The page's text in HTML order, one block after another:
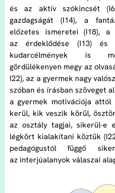
és az aktív szókincsét
gazdagságát (I14), a
előzetes ismeretei (I18),
az érdeklődése (I13)
kudarcélmények is
gördülékenyen megy az
I22), az a gyermek nagy
szóban és írásban szöveget
a gyermek motivációja attól
kerül, kik veszik körül,
az osztály tagjai, sikerül-e
légkört kialakítani köztük
pedagógustól függő
az interjúalanyok válaszai